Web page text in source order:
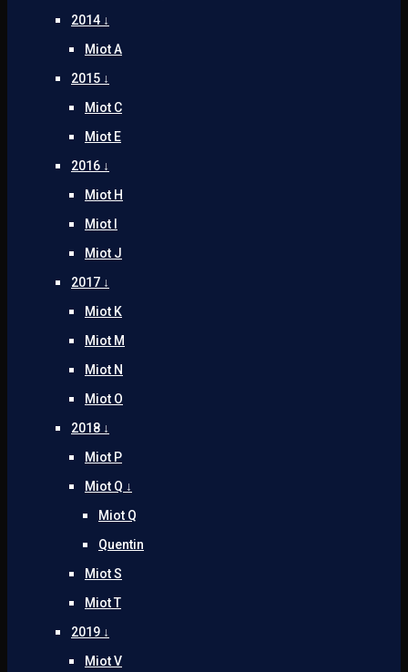
2014 ↓
Miot A
2015 ↓
Miot C
Miot E
2016 ↓
Miot H
Miot I
Miot J
2017 ↓
Miot K
Miot M
Miot N
Miot O
2018 ↓
Miot P
Miot Q ↓
Miot Q
Quentin
Miot S
Miot T
2019 ↓
Miot V